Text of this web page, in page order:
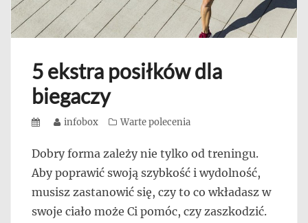
5 ekstra posiłków dla
biegaczy
PostedAuthor
infobox Categories
Warte polecenia
Dobry forma zależy nie tylko od treningu.
Aby poprawić swoją szybkość i wydolność,
musisz zastanowić się, czy to co wkładasz w
swoje ciało może Ci pomóc, czy zaszkodzić.